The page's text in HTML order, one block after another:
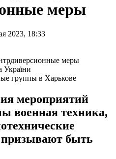
меры
2023, 18:33
України
группы в Харькове
мероприятий
военная техника,
призывают быть